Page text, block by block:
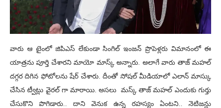
వారు ఆ టైంలో జిపిఎస్ లేకుండా సింగిల్ ఇంజన్ ప్రొపెళ్లరు విమానంలో ఈ
యాత్రను పూర్తి చేశారని మాయో మాస్క్ అన్నారు. అలాగే వారు తాజ్ మహల్
దగ్గర దిగిన ఫోటోలను షేర్ చేశారు. దీంతో సోషల్ మీడియాలో ఎలాన్ మాస్కు
చేసిన ట్వీట్లు వైరల్ గా మారాయి. అసలు మస్క్ తాజ్ మహల్ ఎందుకు గుర్తు
చేసుకొని పొగిడారు.. దాని వెనుక ఉన్న రహస్యం ఏంటని.. నెటిజన్లు